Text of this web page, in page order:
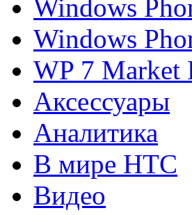
Windows
Windows
WP 7 Market
Аксессуары
Аналитика
В мире HTC
Видео